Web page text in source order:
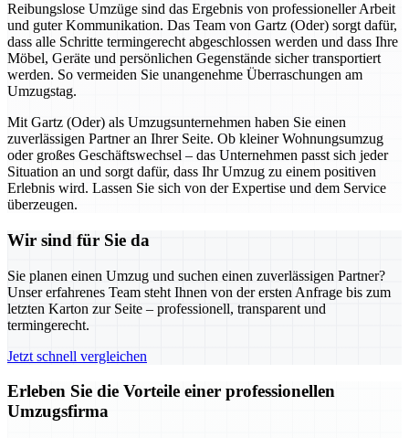
Reibungslose Umzüge sind das Ergebnis von professioneller Arbeit
und guter Kommunikation. Das Team von Gartz (Oder) sorgt dafür,
dass alle Schritte termingerecht abgeschlossen werden und dass Ihre
Möbel, Geräte und persönlichen Gegenstände sicher transportiert
werden. So vermeiden Sie unangenehme Überraschungen am
Umzugstag.
Mit Gartz (Oder) als Umzugsunternehmen haben Sie einen
zuverlässigen Partner an Ihrer Seite. Ob kleiner Wohnungsumzug
oder großes Geschäftswechsel – das Unternehmen passt sich jeder
Situation an und sorgt dafür, dass Ihr Umzug zu einem positiven
Erlebnis wird. Lassen Sie sich von der Expertise und dem Service
überzeugen.
Wir sind für Sie da
Sie planen einen Umzug und suchen einen zuverlässigen Partner?
Unser erfahrenes Team steht Ihnen von der ersten Anfrage bis zum
letzten Karton zur Seite – professionell, transparent und
termingerecht.
Jetzt schnell vergleichen
Erleben Sie die Vorteile einer professionellen
Umzugsfirma